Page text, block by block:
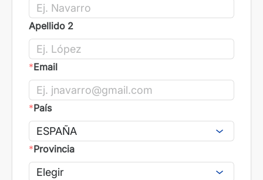
Apellido 2
*Email
*País
*Provincia